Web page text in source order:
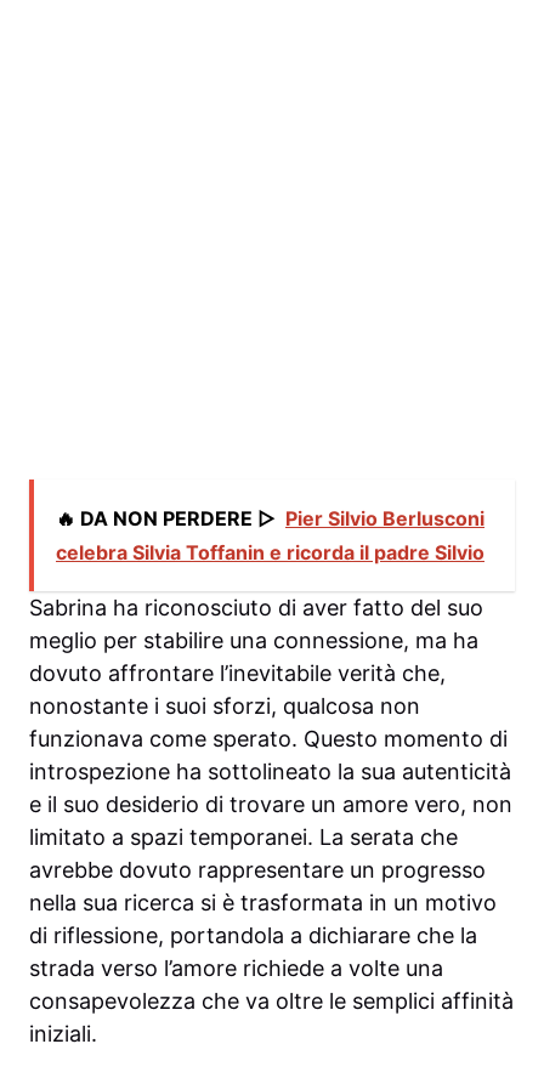
🔥 DA NON PERDERE ▷ Pier Silvio Berlusconi
celebra Silvia Toffanin e ricorda il padre Silvio
Sabrina ha riconosciuto di aver fatto del suo
meglio per stabilire una connessione, ma ha
dovuto affrontare l’inevitabile verità che,
nonostante i suoi sforzi, qualcosa non
funzionava come sperato. Questo momento di
introspezione ha sottolineato la sua autenticità
e il suo desiderio di trovare un amore vero, non
limitato a spazi temporanei. La serata che
avrebbe dovuto rappresentare un progresso
nella sua ricerca si è trasformata in un motivo
di riflessione, portandola a dichiarare che la
strada verso l’amore richiede a volte una
consapevolezza che va oltre le semplici affinità
iniziali.